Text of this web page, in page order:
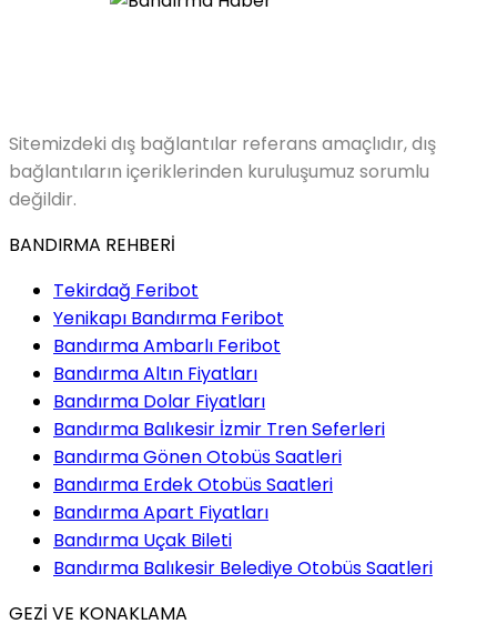
Sitemizdeki dış bağlantılar referans amaçlıdır, dış
bağlantıların içeriklerinden kuruluşumuz sorumlu
değildir.
BANDIRMA REHBERİ
Tekirdağ Feribot
Yenikapı Bandırma Feribot
Bandırma Ambarlı Feribot
Bandırma Altın Fiyatları
Bandırma Dolar Fiyatları
Bandırma Balıkesir İzmir Tren Seferleri
Bandırma Gönen Otobüs Saatleri
Bandırma Erdek Otobüs Saatleri
Bandırma Apart Fiyatları
Bandırma Uçak Bileti
Bandırma Balıkesir Belediye Otobüs Saatleri
GEZİ VE KONAKLAMA